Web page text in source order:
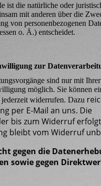
ist die natürliche oder
mit anderen über die
von personenbezogenen
o. Ä.) entscheidet.
zur
sind nur mit Ihrer
möglich. Sie können
widerrufen. Dazu re
per E-Mail an uns. Die
bis zum Widerruf
bleibt vom Widerruf
gegen die
sowie gegen